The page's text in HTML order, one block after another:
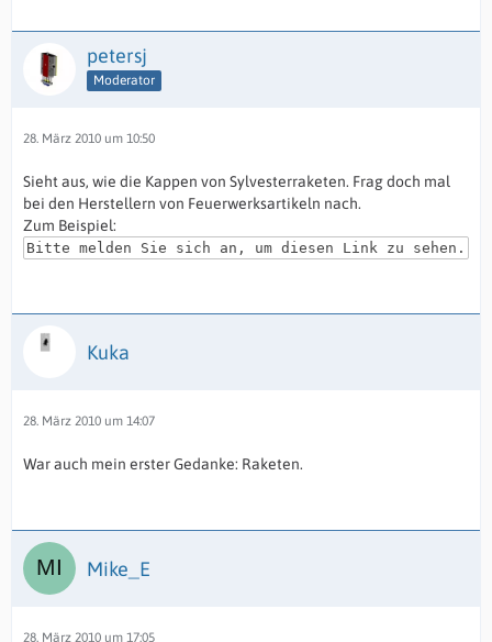
petersj
Moderator
28. März 2010 um 10:50
Sieht aus, wie die Kappen von Sylvesterraketen. Frag doch mal
bei den Herstellern von Feuerwerksartikeln nach.
Zum Beispiel:
Bitte melden Sie sich an, um diesen Link zu sehen.
Kuka
28. März 2010 um 14:07
War auch mein erster Gedanke: Raketen.
Mike_E
28. März 2010 um 17:05